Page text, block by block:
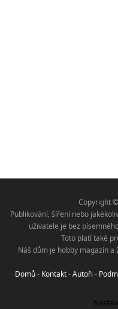
Copyright ©
Publikování, šíření nebo
uživatele je bez
Toto platí také
Náš dům je hobby magazín
Domů- Kontakt-Autoři -